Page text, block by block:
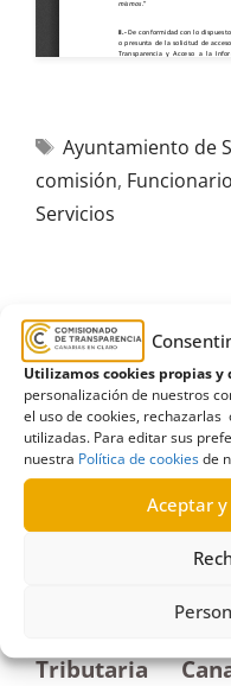
Utilizamos cookies propias y
personalización de nuestros
el uso de cookies,
utilizadas. Para editar sus
nuestra Política de cookiesde
Aceptar
Ayuntamiento de
comisión, Funcionario
Servicios
R460/2024
15/07/2025
Solicitud de
Canaria sobre
y comisiones de
Resolución
Tributaria